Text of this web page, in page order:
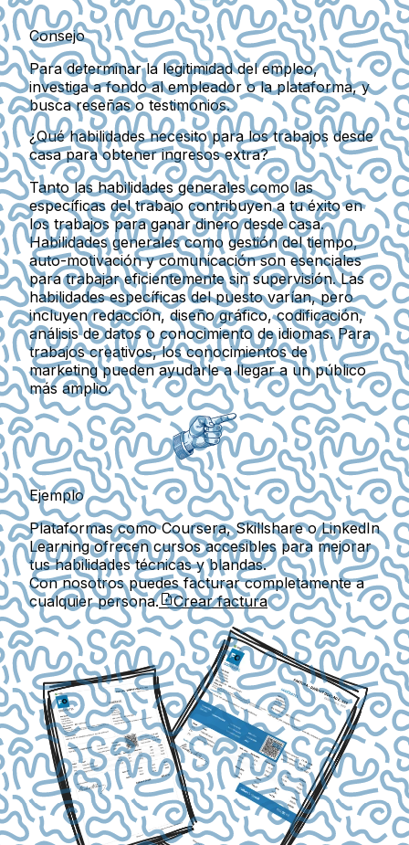
Consejo
Para determinar la legitimidad del empleo,
investiga a fondo al empleador o la plataforma, y
busca reseñas o testimonios.
¿Qué habilidades necesito para los trabajos desde
casa para obtener ingresos extra?
Tanto las habilidades generales como las
específicas del trabajo contribuyen a tu éxito en
los trabajos para ganar dinero desde casa.
Habilidades generales como gestión del tiempo,
auto-motivaciónycomunicaciónson esenciales
para trabajar eficientemente sin supervisión. Las
habilidades específicas del puesto varían, pero
incluyenredacción,diseño gráfico,codificación,
análisis de datoso conocimiento de idiomas. Para
trabajos creativos, los conocimientos de
marketing pueden ayudarle a llegar a un público
más amplio.
Ejemplo
Plataformas comoCoursera,SkillshareoLinkedIn
Learningofrecen cursos accesibles para mejorar
tus habilidades técnicas y blandas.
Con nosotros puedes facturar completamente a
cualquier persona.
Crear factura